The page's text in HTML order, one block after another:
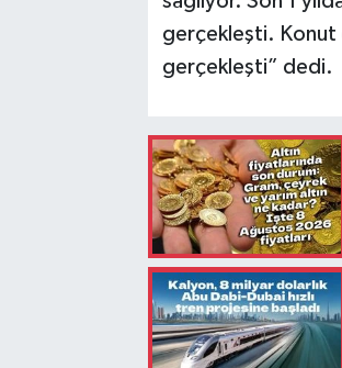
gerçekleşti. Konut
gerçekleşti” dedi.